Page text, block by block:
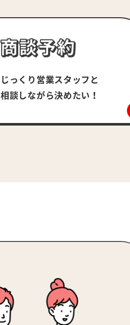
じっくり営業スタッフと
相談しながら決めたい！